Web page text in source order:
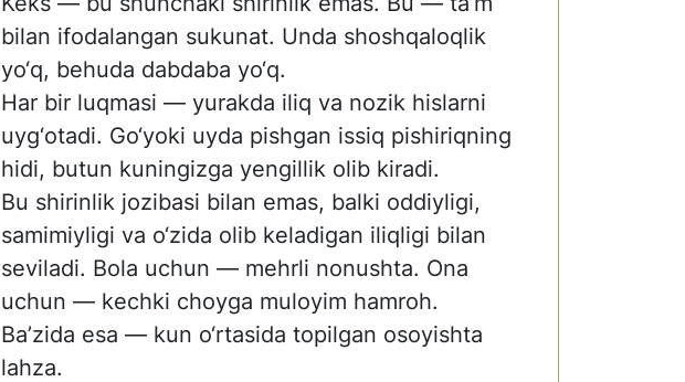
bilan ifodalangan sukunat. Unda shoshqaloqlik
yo‘q, behuda dabdaba yo‘q.
Har bir luqmasi — yurakda iliq va nozik hislarni
uyg‘otadi. Go‘yoki uyda pishgan issiq pishiriqning
hidi, butun kuningizga yengillik olib kiradi.
Bu shirinlik jozibasi bilan emas, balki oddiyligi,
samimiyligi va o‘zida olib keladigan iliqligi bilan
seviladi. Bola uchun — mehrli nonushta. Ona
uchun — kechki choyga muloyim hamroh.
Ba’zida esa — kun o‘rtasida topilgan osoyishta
lahza.